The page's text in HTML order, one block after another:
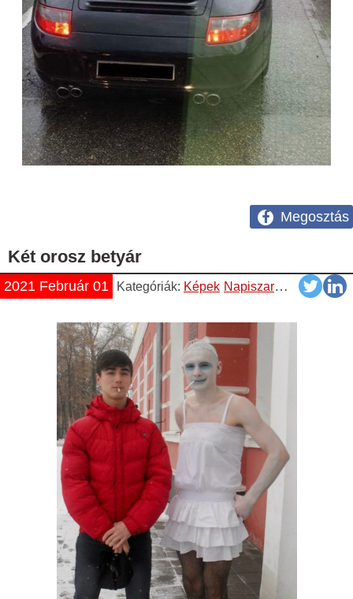
Megosztás
Két orosz betyár
2021 Február 01 Kategóriák: Képek Napiszar Pasik